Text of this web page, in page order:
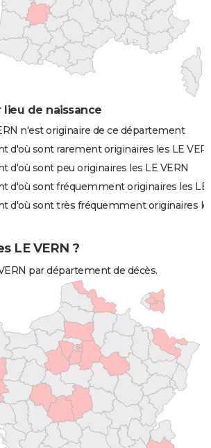
lieu de naissance
n'est originaire de ce département
d'où sont rarement originaires les LE
d'où sont peu originaires les LE VERN
d'où sont fréquemment originaires les LE
d'où sont très fréquemment originaires
LE VERN ?
par département de décès.